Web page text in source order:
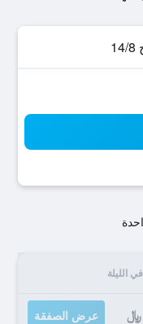
8
الليلة
عرض الصفقة